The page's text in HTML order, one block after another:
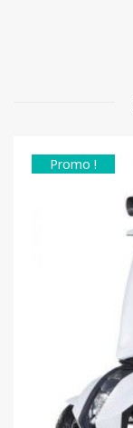
Promo !